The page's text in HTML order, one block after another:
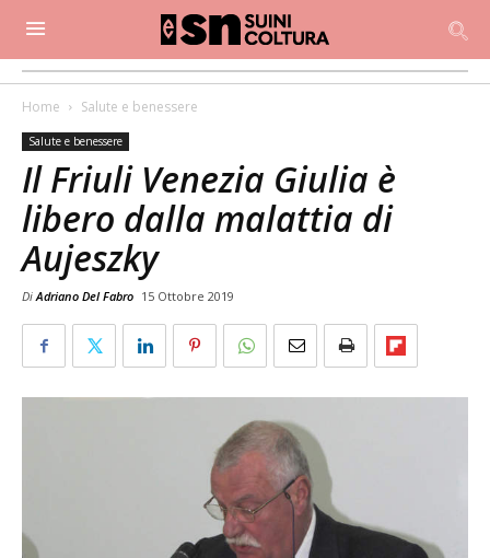
Home Salute e benessere
Salute e benessere
Il Friuli Venezia Giulia è
libero dalla malattia di
Aujeszky
DiAdriano Del Fabro 15 Ottobre 2019